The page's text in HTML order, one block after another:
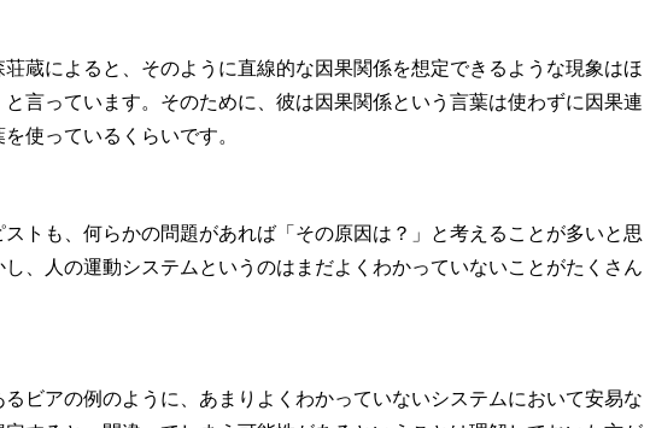
荘蔵によると、そのように直線的な因果関係を想定できるような現象はほ
と言っています。そのために、彼は因果関係という言葉は使わずに因果連
使っているくらいです。
ストも、何らかの問題があれば「その原因は？」と考えることが多いと思
し、人の運動システムというのはまだよくわかっていないことがたくさん
るビアの例のように、あまりよくわかっていないシステムにおいて安易な